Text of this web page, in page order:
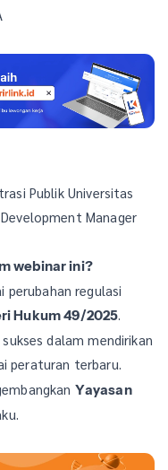
Publik Universitas
Manager
webinar ini?
perubahan regulasi
Hukum 49/2025
dalam mendirikan
peraturan terbaru.
Yayasan